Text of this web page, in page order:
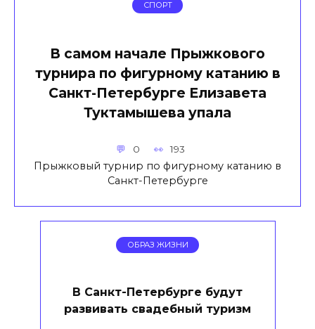
СПОРТ
В самом начале Прыжкового
турнира по фигурному катанию в
Санкт-Петербурге Елизавета
Туктамышева упала
0 193
Прыжковый турнир по фигурному катанию в
Санкт-Петербурге
ОБРАЗ ЖИЗНИ
В Санкт-Петербурге будут
развивать свадебный туризм